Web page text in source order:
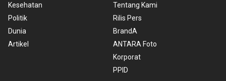
Kesehatan
Politik
Dunia
Artikel
Tentang Kami
Rilis Pers
BrandA
ANTARA Foto
Korporat
PPID